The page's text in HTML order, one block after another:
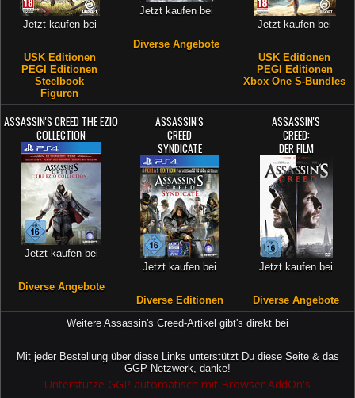
Jetzt kaufen bei
USK Editionen
PEGI Editionen
Steelbook
Figuren
Jetzt kaufen bei
Diverse Angebote
Jetzt kaufen bei
USK Editionen
PEGI Editionen
Xbox One S-Bundles
ASSASSIN'S CREED THE EZIO
COLLECTION
Jetzt kaufen bei
Diverse Angebote
ASSASSIN'S
CREED
SYNDICATE
Jetzt kaufen bei
Diverse Editionen
ASSASSIN'S
CREED:
DER FILM
Jetzt kaufen bei
Diverse Angebote
Weitere Assassin's Creed-Artikel gibt's direkt bei
Mit jeder Bestellung über diese Links unterstützt Du diese Seite & das
GGP-Netzwerk, danke!
Unterstütze GGP automatisch mit Browser AddOn's